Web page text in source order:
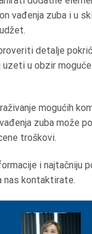
vađenja zuba i u
detalje
uzeti u obzir
mogućih
zuba može
troškovi.
i najtačniju
nas kontaktirate.